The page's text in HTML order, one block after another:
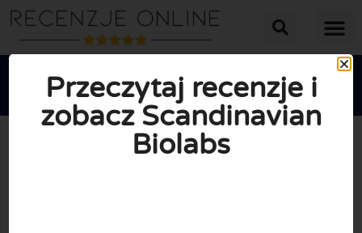
Przeczytaj recenzje i
zobacz Scandinavian
Biolabs